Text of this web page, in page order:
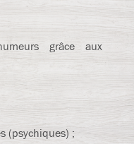
grâce aux
(psychiques) ;